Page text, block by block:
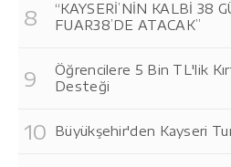
“KAYSERİ’NİN KALBİ 38
FUAR38’DE ATACAK”
Öğrencilere 5 Bin TL'lik
Desteği
Büyükşehir'den Kayseri